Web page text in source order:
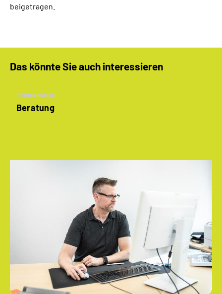
beigetragen.
Das könnte Sie auch interessieren
Themenseite
Beratung